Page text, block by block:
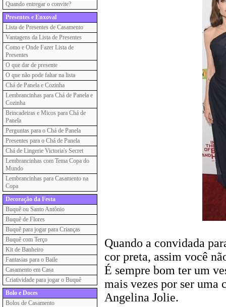
Quando entregar o convite?
Presentes e Enxoval
Lista de Presentes de Casamento
Vantagens da Lista de Presentes
Como e Onde Fazer Lista de
Presentes
O que dar de presente
O que não pode faltar na lista
Chá de Panela e Cozinha
Lembrancinhas para Chá de Panela e
Cozinha
Brincadeiras e Micos para Chá de
Panela
Perguntas para o Chá de Panela
Presentes para o Chá de Panela
Chá de Lingerie Victoria's Secret
Lembrancinhas com Tema Copa do
Mundo
Lembrancinhas para Casamento na
Copa
Decoração da Festa
Buquê ou Santo Antônio
Buquê de Flores
Buquê para jogar para Crianças
Buquê com Terço
Kit de Banheiro
Fantasias para o Baile
Casamento em Casa
Criatividade para jogar o Buquê
Bolo e Doces
Bolos de Casamento
Quando a convidada
cor preta, assim você
É sempre bom ter um
mais vezes por ser uma
Angelina Jolie.